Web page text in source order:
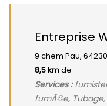
Entreprise
9 chem Pau, 64230
8,5 kmde
Services :
fumÃ©e,